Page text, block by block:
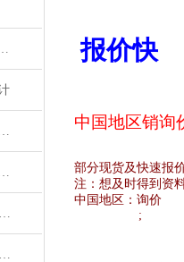
VBA42A-04GN 及VBA43A-04GN
更熟悉的使用SMC齐气动气爪
生产中的空气压缩机应用
SMC气动系统正常工作所需的技术要求
SMC传感器和换能器有什么区别？
报价快
中国地区销询
部分现货及快速报
注：想及时得到资
中国地区： 询价
;